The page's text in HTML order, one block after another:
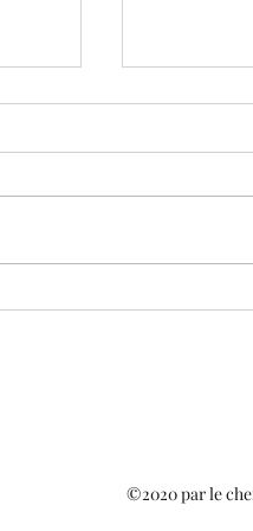
©2020 par le